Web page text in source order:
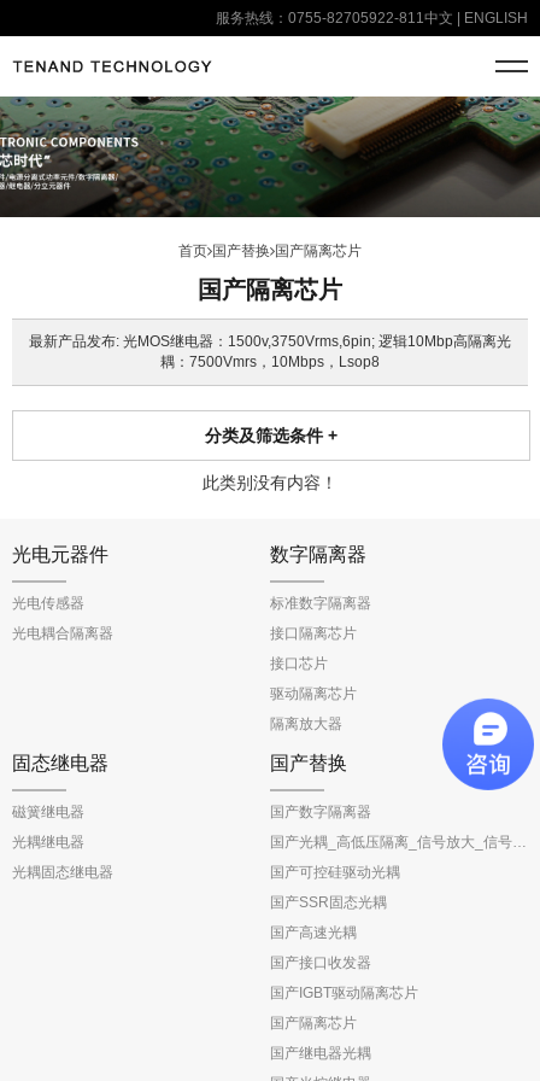
服务热线：0755-82705922-811中文 ENGLISH
首页 国产替换 国产隔离芯片
国产隔离芯片
最新产品发布: 光MOS继电器：1500v,3750Vrms,6pin; 逻辑10Mbp高隔离光
耦：7500Vmrs，10Mbps，Lsop8
分类及筛选条件 +
此类别没有内容！
光电元器件
光电传感器
光电耦合隔离器
数字隔离器
标准数字隔离器
接口隔离芯片
接口芯片
驱动隔离芯片
隔离放大器
固态继电器
磁簧继电器
光耦继电器
光耦固态继电器
国产替换
国产数字隔离器
国产光耦_高低压隔离_信号放大_信号反馈
国产可控硅驱动光耦
国产SSR固态光耦
国产高速光耦
国产接口收发器
国产IGBT驱动隔离芯片
国产隔离芯片
国产继电器光耦